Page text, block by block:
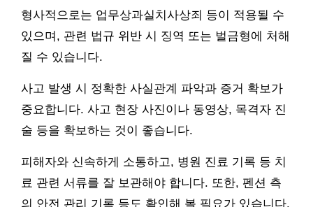
형사적으로는 업무상과실치사상죄 등이 적용될 수
있으며, 관련 법규 위반 시 징역 또는 벌금형에 처해
질 수 있습니다.
사고 발생 시 정확한 사실관계 파악과 증거 확보가
중요합니다. 사고 현장 사진이나 동영상, 목격자 진
술 등을 확보하는 것이 좋습니다.
피해자와 신속하게 소통하고, 병원 진료 기록 등 치
료 관련 서류를 잘 보관해야 합니다. 또한, 펜션 측
의 안전 관리 기록 등도 확인해 볼 필요가 있습니다.